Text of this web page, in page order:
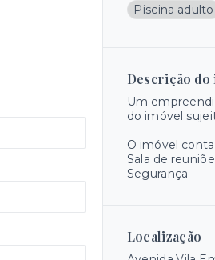
Piscina adulto
Descrição do
Um
do imóvel
O imóvel
Sala de
Segurança
Localização